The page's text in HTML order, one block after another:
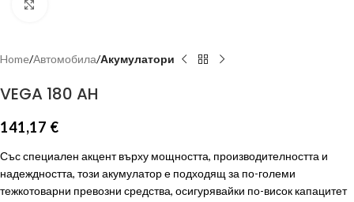
Home Автомобила Акумулатори
VEGA 180 AH
141,17 €
Със специален акцент върху мощността, производителността и
надеждността, този акумулатор е подходящ за по-големи
тежкотоварни превозни средства, осигурявайки по-висок капацитет